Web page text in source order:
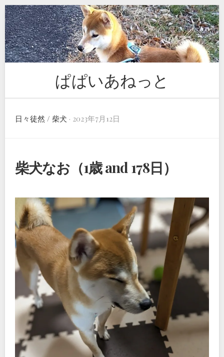
Skip
to
content
ぱぱいあねっと
日々徒然 / 柴犬 · 2023年7月12日
柴犬なお（1歳 and 178日）